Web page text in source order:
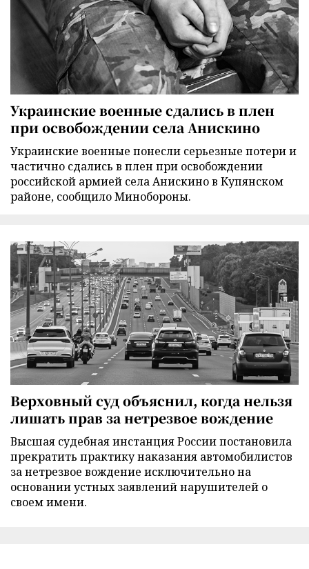
Украинские военные сдались в плен
при освобождении села Анискино
Украинские военные понесли серьезные потери и
частично сдались в плен при освобождении
российской армией села Анискино в Купянском
районе, сообщило Минобороны.
Верховный суд объяснил, когда нельзя
лишать прав за нетрезвое вождение
Высшая судебная инстанция России постановила
прекратить практику наказания автомобилистов
за нетрезвое вождение исключительно на
основании устных заявлений нарушителей о
своем имени.